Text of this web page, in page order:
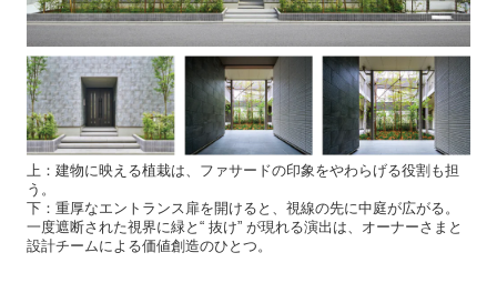
上：建物に映える植栽は、ファサードの印象をやわらげる役割も担
う。
下：重厚なエントランス扉を開けると、視線の先に中庭が広がる。
一度遮断された視界に緑と“ 抜け” が現れる演出は、オーナーさまと
設計チームによる価値創造のひとつ。